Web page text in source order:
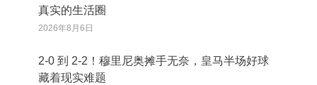
真实的生活圈
2026年8月6日
2‑0 到 2‑2！穆里尼奥摊手无奈，皇马半场好球
藏着现实难题